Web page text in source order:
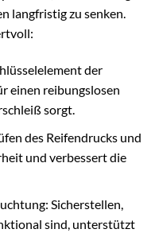
langfristig zu senken.
der
einen reibungslosen
sorgt.
des Reifendrucks und
und verbessert die
Sicherstellen,
sind, unterstützt